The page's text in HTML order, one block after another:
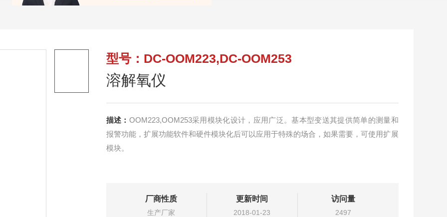
型号：DC-OOM223,DC-OOM253
溶解氧仪
描述： OOM223,OOM253采用模块化设计，应用广泛。基本型变送其提供简单的测量和
报警功能，扩展功能软件和硬件模块化后可以应用于特殊的场合，如果需要，可使用扩展
模块。
厂商性质
生产厂家
更新时间
2018-01-23
访问量
2497